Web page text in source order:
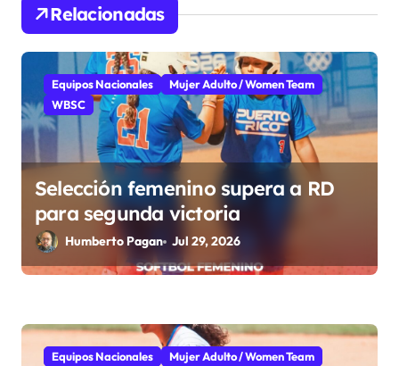
n
d
e
n
a
a
Relacionadas
Equipos Nacionales
Mujer Adulto / Women Team
WBSC
Selección femenino supera a RD
para segunda victoria
Humberto Pagan Jul 29, 2026
Equipos Nacionales
Mujer Adulto / Women Team